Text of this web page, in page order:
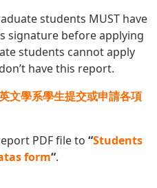
students MUST have
signature before applying
students cannot apply
have this report.
文學系學生提交或申請各項
PDF file to “Students
form“.